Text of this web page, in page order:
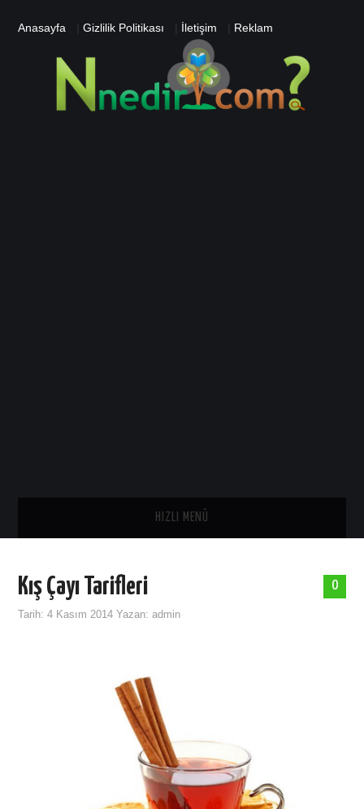
Anasayfa |Gizlilik Politikası İletişim Reklam
HIZLI MENÜ
SAĞLIK
0
Kış Çayı Tarifleri
Tarih:4 Kasım 2014 Yazan:admin